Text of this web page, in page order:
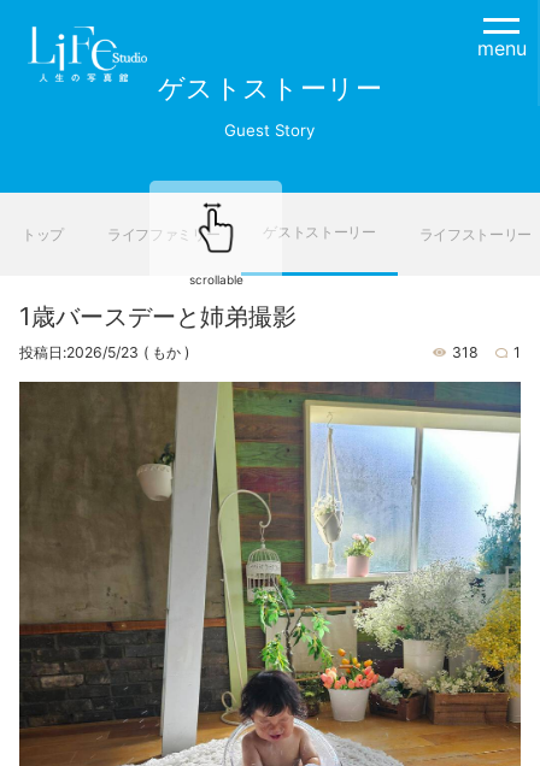
menu
ゲストストーリー
Guest Story
トップ ライフファミリー ゲストストーリー ライフストーリー
scrollable
1歳バースデーと姉弟撮影
投稿日:2026/5/23 ( もか ) 318 1